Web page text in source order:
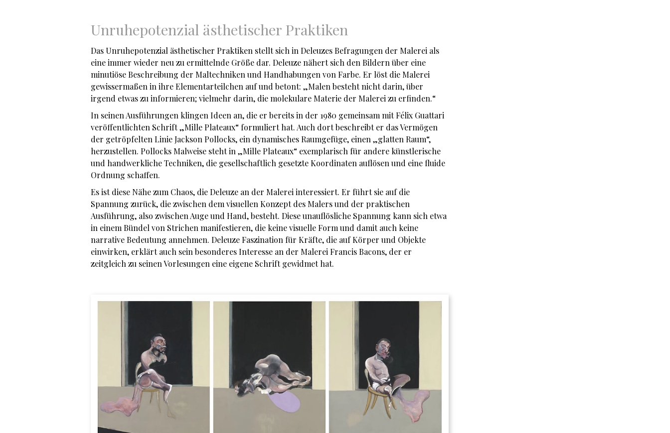
Unruhepotenzial ästhetischer Praktiken
Das Unruhepotenzial ästhetischer Praktiken stellt sich in Deleuzes Befragungen der Malerei als
eine immer wieder neu zu ermittelnde Größe dar. Deleuze nähert sich den Bildern über eine
minutiöse Beschreibung der Maltechniken und Handhabungen von Farbe. Er löst die Malerei
gewissermaßen in ihre Elementarteilchen auf und betont: „Malen besteht nicht darin, über
irgend etwas zu informieren; vielmehr darin, die molekulare Materie der Malerei zu erfinden.“
In seinen Ausführungen klingen Ideen an, die er bereits in der 1980 gemeinsam mit Félix Guattari
veröffentlichten Schrift „Mille Plateaux“ formuliert hat. Auch dort beschreibt er das Vermögen
der getröpfelten Linie Jackson Pollocks, ein dynamisches Raumgefüge, einen „glatten Raum“,
herzustellen. Pollocks Malweise steht in „Mille Plateaux“ exemplarisch für andere künstlerische
und handwerkliche Techniken, die gesellschaftlich gesetzte Koordinaten auflösen und eine fluide
Ordnung schaffen.
Es ist diese Nähe zum Chaos, die Deleuze an der Malerei interessiert. Er führt sie auf die
Spannung zurück, die zwischen dem visuellen Konzept des Malers und der praktischen
Ausführung, also zwischen Auge und Hand, besteht. Diese unauflösliche Spannung kann sich etwa
in einem Bündel von Strichen manifestieren, die keine visuelle Form und damit auch keine
narrative Bedeutung annehmen. Deleuze Faszination für Kräfte, die auf Körper und Objekte
einwirken, erklärt auch sein besonderes Interesse an der Malerei Francis Bacons, der er
zeitgleich zu seinen Vorlesungen eine eigene Schrift gewidmet hat.